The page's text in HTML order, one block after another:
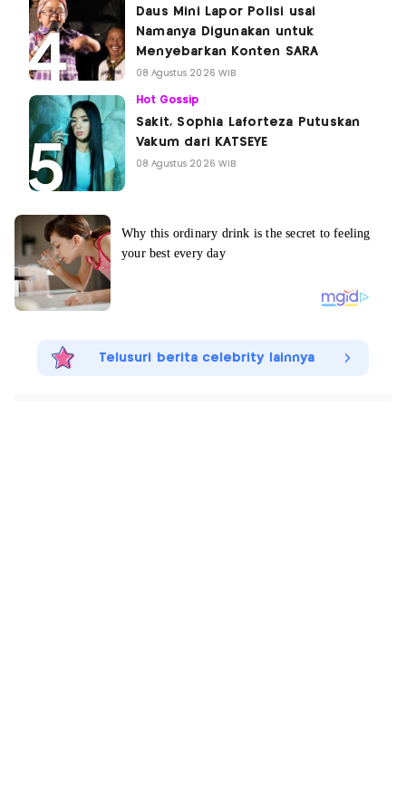
Daus Mini Lapor Polisi usai
Namanya Digunakan untuk
Menyebarkan Konten SARA
08 Agustus 2026 WIB
Hot Gossip
Sakit, Sophia Laforteza Putuskan
Vakum dari KATSEYE
08 Agustus 2026 WIB
Telusuri berita celebrity lainnya